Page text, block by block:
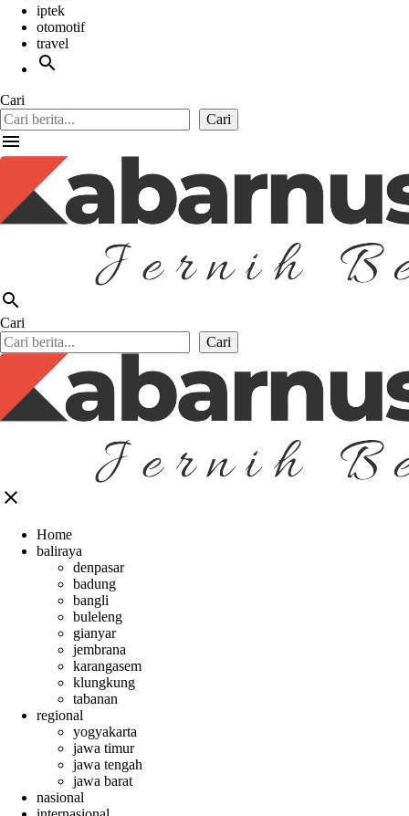
iptek
otomotif
travel
search
Cari
Cari
menu
search
Cari
Cari
close
Home
baliraya
denpasar
badung
bangli
buleleng
gianyar
jembrana
karangasem
klungkung
tabanan
regional
yogyakarta
jawa timur
jawa tengah
jawa barat
nasional